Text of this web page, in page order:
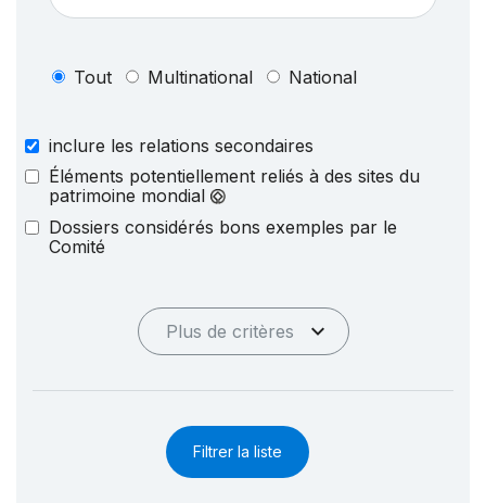
Tout Multinational National
inclure les relations secondaires
Éléments potentiellement reliés à des sites du
patrimoine mondial
Dossiers considérés bons exemples par le
Comité
Plus de critères
Filtrer la liste